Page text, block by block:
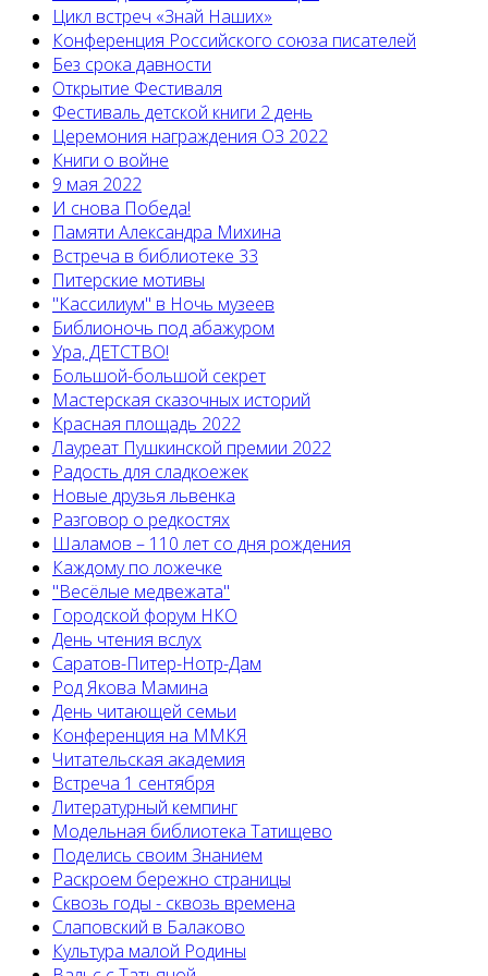
Цикл встреч «Знай Наших»
Конференция Российского союза писателей
Без срока давности
Открытие Фестиваля
Фестиваль детской книги 2 день
Церемония награждения ОЗ 2022
Книги о войне
9 мая 2022
И снова Победа!
Памяти Александра Михина
Встреча в библиотеке 33
Питерские мотивы
"Кассилиум" в Ночь музеев
Библионочь под абажуром
Ура, ДЕТСТВО!
Большой-большой секрет
Мастерская сказочных историй
Красная площадь 2022
Лауреат Пушкинской премии 2022
Радость для сладкоежек
Новые друзья львенка
Разговор о редкостях
Шаламов – 110 лет со дня рождения
Каждому по ложечке
"Весёлые медвежата"
Городской форум НКО
День чтения вслух
Саратов-Питер-Нотр-Дам
Род Якова Мамина
День читающей семьи
Конференция на ММКЯ
Читательская академия
Встреча 1 сентября
Литературный кемпинг
Модельная библиотека Татищево
Поделись своим Знанием
Раскроем бережно страницы
Сквозь годы - сквозь времена
Слаповский в Балаково
Культура малой Родины